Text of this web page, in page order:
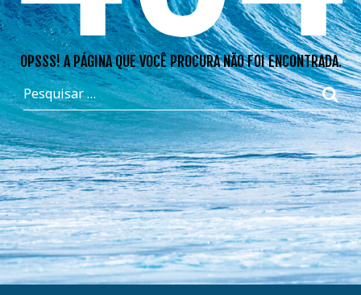
OPSSS! A PÁGINA QUE VOCÊ PROCURA NÃO FOI ENCONTRADA.